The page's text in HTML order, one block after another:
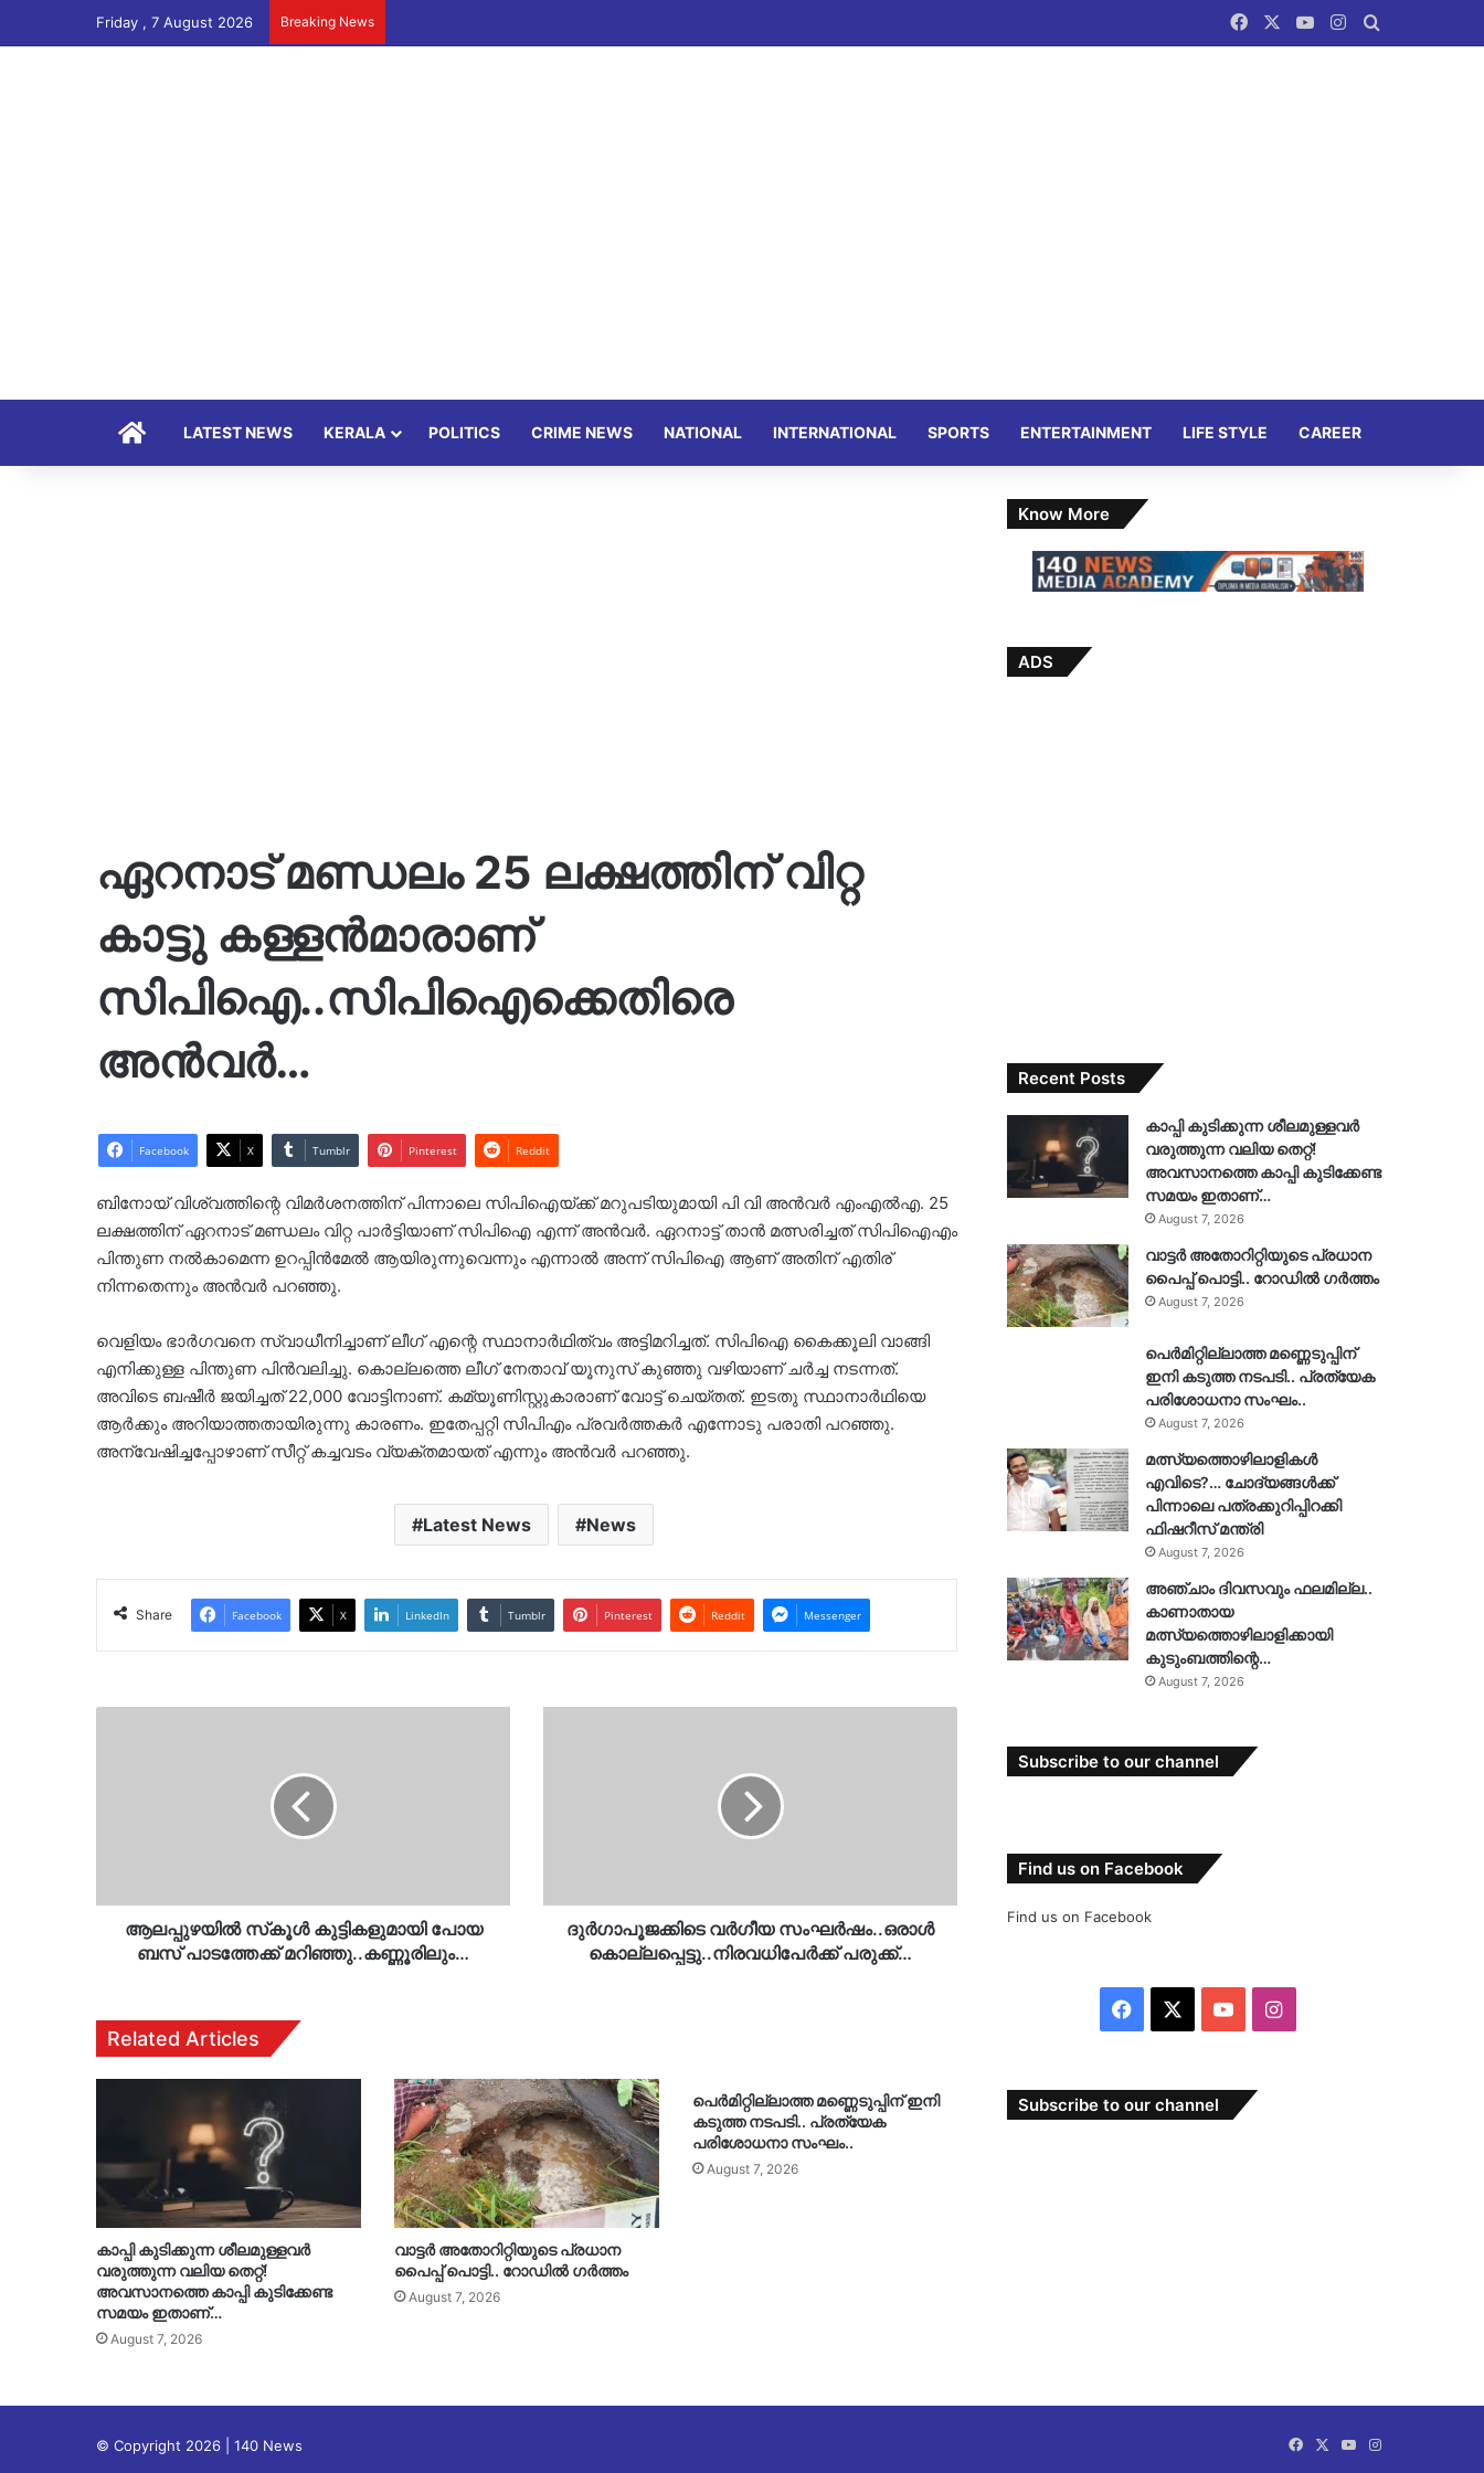
Friday , 7 August 2026 Breaking News FacebookYouTubeInstagram
HomeLATEST NEWS KERALA POLITICS CRIME NEWS NATIONAL INTERNATIONAL SPORTS ENTERTAINMENT LIFE STYLE CAREER
ഏറനാട് മണ്ഡലം 25 ലക്ഷത്തിന് വിറ്റ
കാട്ടു കള്ളൻമാരാണ്
സിപിഐ..സിപിഐക്കെതിരെ
അൻവർ…
Facebook X Tumblr Pinterest Reddit
ബിനോയ് വിശ്വത്തിന്റെ വിമര്‍ശനത്തിന് പിന്നാലെ സിപിഐയ്ക്ക് മറുപടിയുമായി പി വി അന്‍വര്‍ എംഎല്‍എ. 25
ലക്ഷത്തിന് ഏറനാട് മണ്ഡലം വിറ്റ പാര്‍ട്ടിയാണ് സിപിഐ എന്ന് അന്‍വര്‍. ഏറനാട്ട് താന്‍ മത്സരിച്ചത് സിപിഐഎം
പിന്തുണ നല്‍കാമെന്ന ഉറപ്പിന്‍മേല്‍ ആയിരുന്നുവെന്നും എന്നാല്‍ അന്ന് സിപിഐ ആണ് അതിന് എതിര്
നിന്നതെന്നും അന്‍വര്‍ പറഞ്ഞു.
വെളിയം ഭാർ​ഗവനെ സ്വാധീനിച്ചാണ് ലീ​ഗ് എന്റെ സ്ഥാനാർഥിത്വം അട്ടിമറിച്ചത്. സിപിഐ കൈക്കൂലി വാങ്ങി
എനിക്കുള്ള പിന്തുണ പിൻവലിച്ചു. കൊല്ലത്തെ ലീ​ഗ് നേതാവ് യൂനുസ് കുഞ്ഞു വഴിയാണ് ചർച്ച നടന്നത്.
അവിടെ ബഷീർ ജയിച്ചത് 22,000 വോട്ടിനാണ്. കമ്യൂണിസ്റ്റുകാരാണ് വോട്ട് ചെയ്തത്. ഇടതു സ്ഥാനാർഥിയെ
ആർക്കും അറിയാത്തതായിരുന്നു കാരണം. ഇതേപ്പറ്റി സിപിഎം പ്രവർത്തകർ എന്നോടു പരാതി പറഞ്ഞു.
അന്വേഷിച്ചപ്പോഴാണ് സീറ്റ് കച്ചവടം വ്യക്തമായത് എന്നും അൻവർ പറഞ്ഞു.
Latest News News
Share Facebook X LinkedIn Tumblr Pinterest Reddit Messenger
ആലപ്പുഴയിൽ സ്‌കൂൾ കുട്ടികളുമായി പോയ
ബസ് പാടത്തേക്ക് മറിഞ്ഞു..കണ്ണൂരിലും…
കൊല്ലപ്പെട്ടു..നിരവധിപേർക്ക്
ദുർഗാപൂജക്കിടെ വര്‍ഗീയ സംഘർഷം..ഒരാൾ
കൊല്ലപ്പെട്ടു..നിരവധിപേർക്ക് പരുക്ക്…
Related Articles
കാപ്പി കുടിക്കുന്ന ശീലമുള്ളവർ
വരുത്തുന്ന വലിയ തെറ്റ്!
അവസാനത്തെ കാപ്പി കുടിക്കേണ്ട
സമയം ഇതാണ്…
August 7, 2026
വാട്ടർ അതോറിറ്റിയുടെ പ്രധാന
പൈപ്പ് പൊട്ടി.. റോഡിൽ ഗർത്തം
August 7, 2026
പെർമിറ്റില്ലാത്ത മണ്ണെടുപ്പിന് ഇനി
കടുത്ത നടപടി.. പ്രത്യേക
പരിശോധനാ സംഘം..
August 7, 2026
Know More
ADS
Recent Posts
കാപ്പി കുടിക്കുന്ന ശീലമുള്ളവർ
വരുത്തുന്ന വലിയ തെറ്റ്!
അവസാനത്തെ കാപ്പി കുടിക്കേണ്ട
സമയം ഇതാണ്…
August 7, 2026
വാട്ടർ അതോറിറ്റിയുടെ പ്രധാന
പൈപ്പ് പൊട്ടി.. റോഡിൽ ഗർത്തം
August 7, 2026
പെർമിറ്റില്ലാത്ത മണ്ണെടുപ്പിന്
ഇനി കടുത്ത നടപടി.. പ്രത്യേക
പരിശോധനാ സംഘം..
August 7, 2026
മത്സ്യത്തൊഴിലാളികൾ
എവിടെ?… ചോദ്യങ്ങൾക്ക്
പിന്നാലെ പത്രക്കുറിപ്പിറക്കി
ഫിഷറീസ് മന്ത്രി
August 7, 2026
അഞ്ചാം ദിവസവും ഫലമില്ല..
കാണാതായ
മത്സ്യത്തൊഴിലാളിക്കായി
കുടുംബത്തിന്റെ…
August 7, 2026
Subscribe to our channel
Find us on Facebook
Find us on Facebook
Facebook YouTubeInstagram
Subscribe to our channel
© Copyright 2026 | 140 News Facebook
X YouTubeInstagram